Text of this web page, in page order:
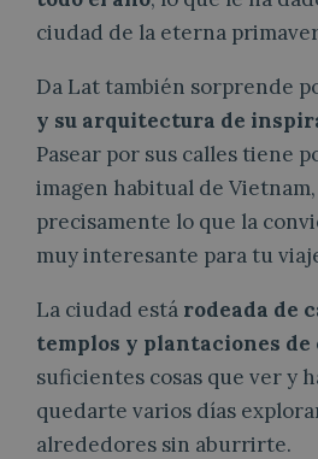
ciudad de la eterna
Da Lat también sorprende
y su arquitectura de
Pasear por sus calles tiene
imagen habitual de
precisamente lo que la
muy interesante para tu
La ciudad está rodeada de
templos y plantaciones de
suficientes cosas que ver y
quedarte varios días
alrededores sin aburrirte.